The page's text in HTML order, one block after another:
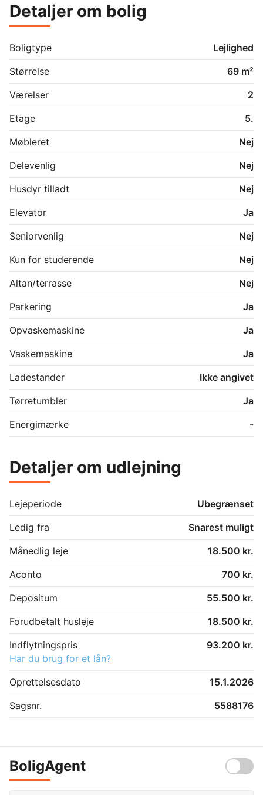
materialevalg.
Beliggende på Svendborggade er Gasværkskarréen
omgivet af grønne områder som Fælledparken og tæt
på faciliteter som Østerbro Skøjtehal og B93’s
atmosfære, gode skoler, hyggelige caféer og et
Åbent hus
Vi holder åbent hus hver søndag kl. 13:00–14.00.
hjemmeside.
Detaljer om bolig
Boligtype
Lejlighed
Størrelse
69 m²
Værelser
2
Etage
5.
Møbleret
Nej
Delevenlig
Nej
Husdyr tilladt
Nej
Elevator
Ja
Seniorvenlig
Nej
Kun for studerende
Nej
Altan/terrasse
Nej
Parkering
Ja
Opvaskemaskine
Ja
Vaskemaskine
Ja
Ladestander
Ikke angivet
Tørretumbler
Ja
Energimærke
-
Detaljer om udlejning
Lejeperiode
Ubegrænset
Ledig fra
Snarest muligt
Månedlig leje
18.500 kr.
Aconto
700 kr.
Depositum
55.500 kr.
Forudbetalt husleje
18.500 kr.
Indflytningspris
93.200 kr.
Har du brug for et lån?
Oprettelsesdato
15.1.2026
Sagsnr.
5588176
BoligAgent